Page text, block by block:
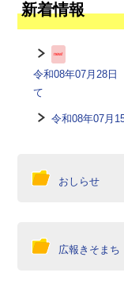
新着情報
令和08年07月28日
て
new!
令和08年07月
おしらせ
広報きそまち